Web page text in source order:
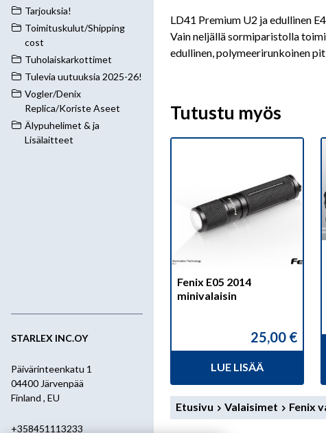
Tarjouksia!
Toimituskulut/Shipping
cost
Tuholaiskarkottimet
Tulevia uutuuksia 2025-26!
Vogler/Denix
Replica/Koriste Aseet
Älypuhelimet & ja
Lisälaitteet
STARLEX INC.OY
Päivärinteenkatu 1
04400 Järvenpää
Finland , EU
+358451113233
LD41 Premium U2 ja edullinen
Vain neljällä sormiparistolla
edullinen, polymeerirunkoinen
Tutustu myös
Fenix E05 2014
minivalaisin
25,00 €
LUE LISÄÄ
Etusivu Valaisimet Fenix